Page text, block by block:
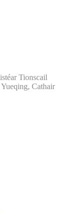
Tionscail
Cathair